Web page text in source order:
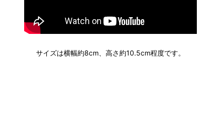
サイズは横幅約8cm、高さ約10.5cm程度です。